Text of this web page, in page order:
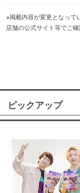
※掲載内容が変更となって
店舗の公式サイト等でご確
ピックアップ